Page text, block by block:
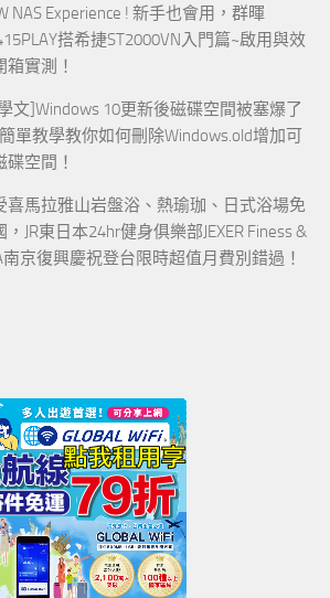
NAS Experience ! 新手也會用，群暉
搭希捷ST2000VN入門篇~啟用與效
箱實測！
文]Windows 10更新後磁碟空間被塞爆了
單教學教你如何刪除Windows.old增加可
碟空間！
喜馬拉雅山岩盤浴、熱瑜珈、日式浴場免
，JR東日本24hr健身俱樂部JEXER Finess &
南京復興慶祝登台限時超值月費別錯過！